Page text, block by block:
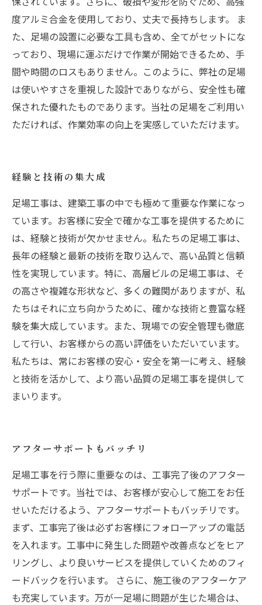
度アルミ合金を使用しており、丈夫で長持ちします。 ま
た、足場の設置に必要な工具も含め、全てがセットにな
っており、現場に運ぶだけで作業が開始できるため、手
間や時間のロスもありません。このように、弊社の足場
は使いやすさを重視した設計でありながら、安全性も確
保された優れたものであります。当社の足場をご利用い
ただければ、作業効率の向上を実感していただけます。
経験と技術の集大成
足場工事は、建築工事の中でも極めて重要な作業になっ
ています。お客様に安全で確かな工事を提供するために
は、経験と技術が欠かせません。私たちの足場工事は、
長年の経験と最新の技術を取り込んで、高い品質と信頼
性を実現しています。特に、高層ビルの足場工事は、そ
の高さや複雑な形状など、多くの難関がありますが、私
たちはそれに立ち向かうために、確かな技術と豊富な経
験を集大成しています。また、現場での安全管理も徹底
して行い、お客様からの高い評価をいただいています。
私たちは、常にお客様の安心・安全を第一に考え、経験
と技術を活かして、より高い品質の足場工事を提供して
まいります。
アフターサポートもバッチリ
足場工事を行う際に重要なのは、工事完了後のアフター
サポートです。当社では、お客様が安心して施工をお任
せいただけるよう、アフターサポートもバッチリです。
まず、工事完了後は必ずお客様にフォローアップの電話
を入れます。工事中に発生した問題や改善点などをヒア
リングし、より良いサービスを提供していくためのフィ
ードバックを行います。 さらに、施工後のアフターケア
も充実しています。万が一足場に問題が生じた場合は、